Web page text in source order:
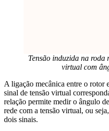
Tensão induzida na roda
virtual com
A ligação mecânica entre o rotor
sinal de tensão virtual
relação permite medir o ângulo
rede com a tensão virtual, ou
dois sinais.